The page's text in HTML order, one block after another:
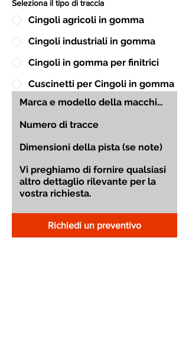
Seleziona il tipo di traccia
Cingoli agricoli in gomma
Cingoli industriali in gomma
Cingoli in gomma per finitrici
Cuscinetti per Cingoli in gomma
Richiedi un preventivo